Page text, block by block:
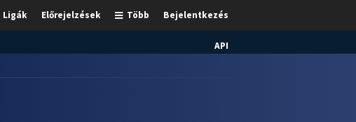
Bejelentkezés
Több
Előrejelzések
Ligák
API